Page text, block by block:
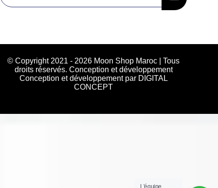
© Copyright 2021 - 2026 Moon Shop Maroc | Tous
droits réservés. Conception et développement
Conception et développement par DIGITAL
CONCEPT
L'équipe